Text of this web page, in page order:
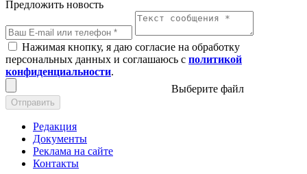
Предложить новость
Нажимая кнопку, я даю согласие на обработку
персональных данных и соглашаюсь с политикой
конфиденциальности.
Выберите файл
Отправить
Редакция
Документы
Реклама на сайте
Контакты